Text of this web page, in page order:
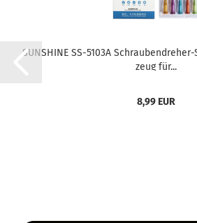
SUN­SHI­NE SS-​5103A
zeug für...
8,99 EUR